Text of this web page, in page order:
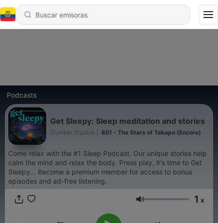
Podcasts
Get Sleepy: Sleep meditation and stories
Slumber Studios 801 - The Stars of Tekapo (Encore)
Come relax with the #1 Sleep Podcast. Our unique stories help
calm the mind and relax the body. Press play, it's time to Get
Sleepy... Become a premium member for access to bonus
episodes and ad-free listening.
Volumen 1 x